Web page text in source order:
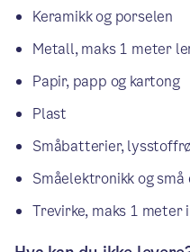
Keramikk og porselen
Metall, maks 1 meter
Papir, papp og kartong
Plast
Småbatterier,
Småelektronikk og
Trevirke, maks 1 meter